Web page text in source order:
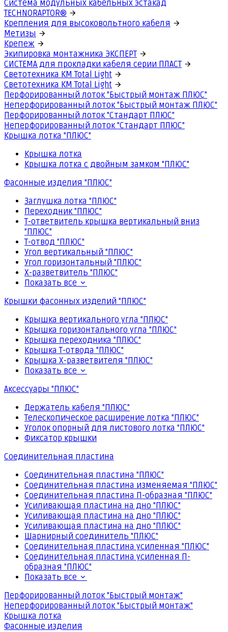
Система модульных кабельных эстакад
TECHNORAPTOR®
Крепления для высоковольтного кабеля
Метизы
Крепеж
Экипировка монтажника ЭКСПЕРТ
СИСТЕМА для прокладки кабеля серии ПЛАСТ
Светотехника КМ Total Light
Светотехника КМ Total Light
Перфорированный лоток "Быстрый монтаж ПЛЮС"
Неперфорированный лоток "Быстрый монтаж ПЛЮС"
Перфорированный лоток "Стандарт ПЛЮС"
Неперфорированный лоток "Стандарт ПЛЮС"
Крышка лотка "ПЛЮС"
Крышка лотка
Крышка лотка с двойным замком "ПЛЮС"
Фасонные изделия "ПЛЮС"
Заглушка лотка "ПЛЮС"
Переходник "ПЛЮС"
Т-ответвитель крышка вертикальный вниз
"ПЛЮС"
Т-отвод "ПЛЮС"
Угол вертикальный "ПЛЮС"
Угол горизонтальный "ПЛЮС"
Х-разветвитель "ПЛЮС"
Показать все
Крышки фасонных изделий "ПЛЮС"
Крышка вертикального угла "ПЛЮС"
Крышка горизонтального угла "ПЛЮС"
Крышка переходника "ПЛЮС"
Крышка Т-отвода "ПЛЮС"
Крышка Х-разветвителя "ПЛЮС"
Показать все
Аксессуары "ПЛЮС"
Держатель кабеля "ПЛЮС"
Телескопическое расширение лотка "ПЛЮС"
Уголок опорный для листового лотка "ПЛЮС"
Фиксатор крышки
Соединительная пластина
Соединительная пластина "ПЛЮС"
Соединительная пластина изменяемая "ПЛЮС"
Соединительная пластина П-образная "ПЛЮС"
Усиливающая пластина на дно "ПЛЮС"
Усиливающая пластина на дно "ПЛЮС"
Усиливающая пластина на дно "ПЛЮС"
Шарнирный соединитель "ПЛЮС"
Соединительная пластина усиленная "ПЛЮС"
Соединительная пластина усиленная П-
образная "ПЛЮС"
Показать все
Перфорированный лоток "Быстрый монтаж"
Неперфорированный лоток "Быстрый монтаж"
Крышка лотка
Фасонные изделия